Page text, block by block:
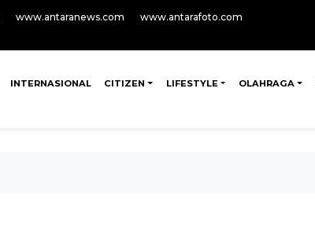
www.antaranews.com
www.antarafoto.com
INTERNASIONAL CITIZEN LIFESTYLE OLAHRAGA